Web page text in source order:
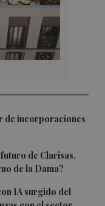
de incorporaciones
de Clarisas,
de la Dama?
IA surgido del